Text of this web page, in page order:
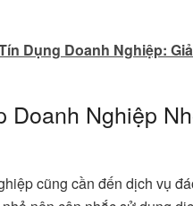
Dụng Doanh Nghiệp:
Doanh Nghiệp
cũng cần đến dịch vụ